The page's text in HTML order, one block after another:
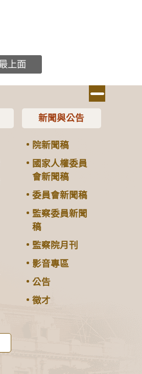
上面
新聞與公告
院新聞稿
國家人權委員
會新聞稿
委員會新聞稿
監察委員新聞
稿
監察院月刊
影音專區
公告
徵才